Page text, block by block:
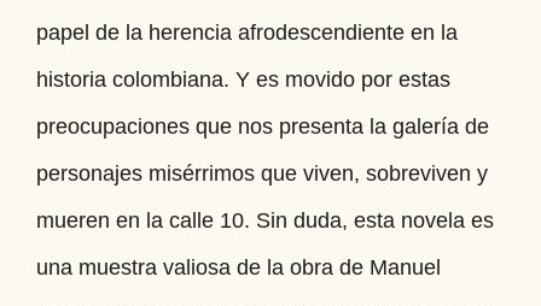
papel de la herencia afrodescendiente en la
historia colombiana. Y es movido por estas
preocupaciones que nos presenta la galería de
personajes misérrimos que viven, sobreviven y
mueren en la calle 10. Sin duda, esta novela es
una muestra valiosa de la obra de Manuel